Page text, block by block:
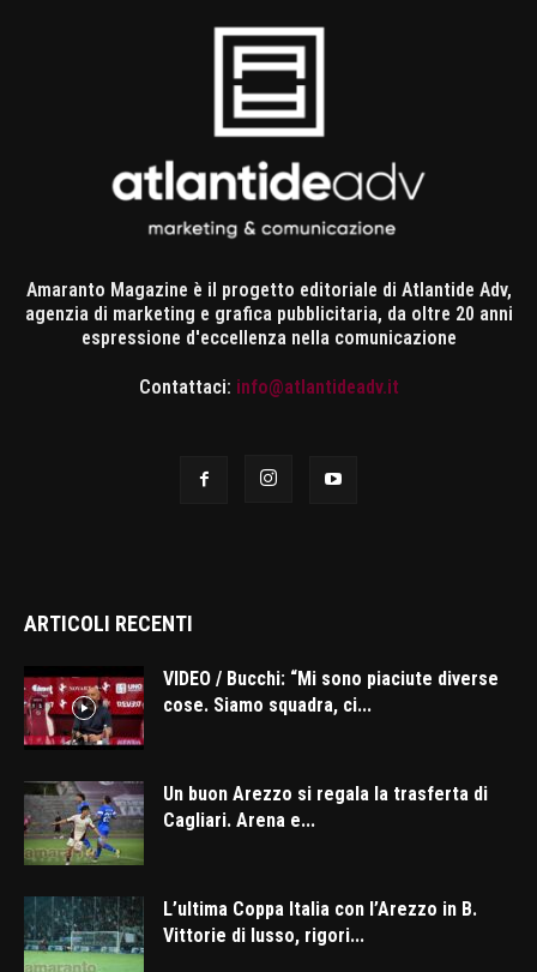
Amaranto Magazine è il progetto editoriale di Atlantide Adv,
agenzia di marketing e grafica pubblicitaria, da oltre 20 anni
espressione d'eccellenza nella comunicazione
Contattaci: info@atlantideadv.it
ARTICOLI RECENTI
VIDEO / Bucchi: “Mi sono piaciute diverse
cose. Siamo squadra, ci...
Un buon Arezzo si regala la trasferta di
Cagliari. Arena e...
L’ultima Coppa Italia con l’Arezzo in B.
Vittorie di lusso, rigori...